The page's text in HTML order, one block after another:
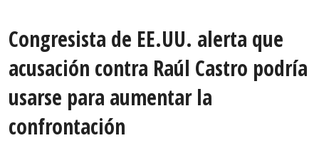
Congresista de EE.UU. alerta que
acusación contra Raúl Castro podría
usarse para aumentar la
confrontación